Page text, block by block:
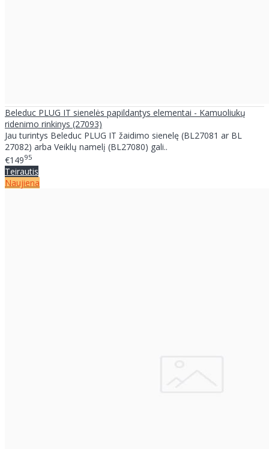
Beleduc PLUG IT sienelės papildantys elementai - Kamuoliukų
ridenimo rinkinys (27093)
Jau turintys Beleduc PLUG IT žaidimo sienelę (BL27081 ar BL
27082) arba Veiklų namelį (BL27080) gali..
€14995
Teirautis
Naujiena